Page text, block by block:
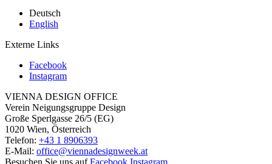
Deutsch
English
Externe Links
Facebook
Instagram
VIENNA DESIGN OFFICE
Verein Neigungsgruppe Design
Große Sperlgasse 26/5 (EG)
1020 Wien, Österreich
Telefon: +43 1 8906393
E-Mail: office@viennadesignweek.at
Besuchen Sie uns aufFacebook Instagram